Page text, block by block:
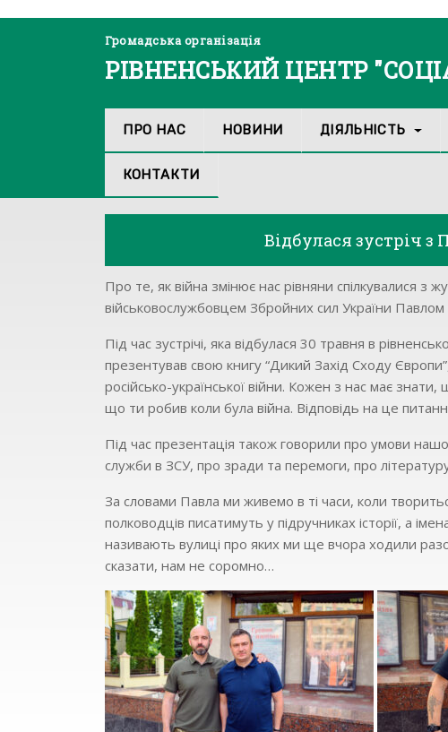
Громадська організація
РІВНЕНСЬКИЙ ЦЕНТР
ПРО НАС НОВИНИ ДІЯЛЬНІСТЬ
КОНТАКТИ
Відбулася зустріч
Про те, як війна змінює нас рівняни спілкувалися з
військовослужбовцем Збройних сил України Павлом
Під час зустрічі, яка відбулася 30 травня в
презентував свою книгу “Дикий Захід Сходу
російсько-української війни. Кожен з нас має
що ти робив коли була війна. Відповідь на це
Під час презентація також говорили про умови
служби в ЗСУ, про зради та перемоги, про
За словами Павла ми живемо в ті часи, коли
полководців писатимуть у підручниках історії, а
називають вулиці про яких ми ще вчора ходили
сказати, нам не соромно…